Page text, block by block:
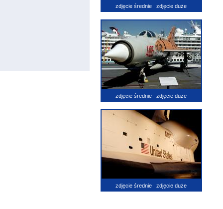
zdjęcie średnie zdjęcie duże
zdjęcie średnie zdjęcie duże
zdjęcie średnie zdjęcie duże